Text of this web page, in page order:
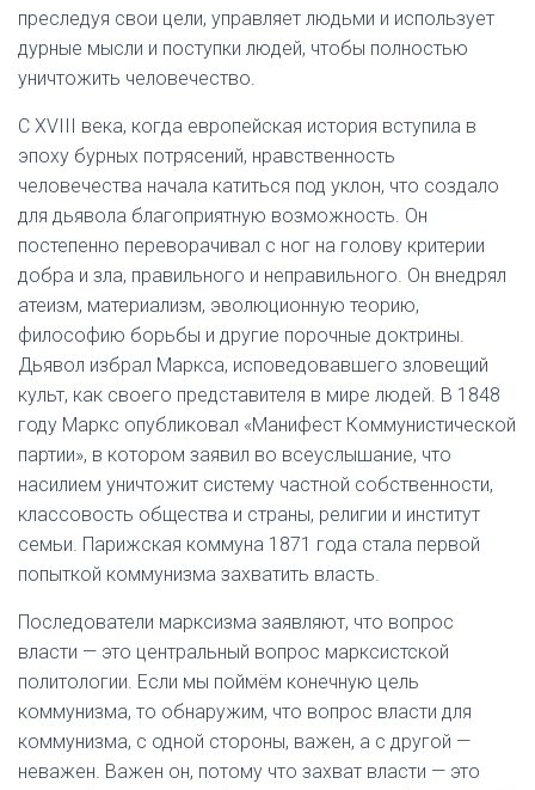
преследуя свои цели, управляет людьми и использует
дурные мысли и поступки людей, чтобы полностью
уничтожить человечество.
С XVIII века, когда европейская история вступила в
эпоху бурных потрясений, нравственность
человечества начала катиться под уклон, что создало
для дьявола благоприятную возможность. Он
постепенно переворачивал с ног на голову критерии
добра и зла, правильного и неправильного. Он внедрял
атеизм, материализм, эволюционную теорию,
философию борьбы и другие порочные доктрины.
Дьявол избрал Маркса, исповедовавшего зловещий
культ, как своего представителя в мире людей. В 1848
году Маркс опубликовал «Манифест Коммунистической
партии», в котором заявил во всеуслышание, что
насилием уничтожит систему частной собственности,
классовость общества и страны, религии и институт
семьи. Парижская коммуна 1871 года стала первой
попыткой коммунизма захватить власть.
Последователи марксизма заявляют, что вопрос
власти — это центральный вопрос марксистской
политологии. Если мы поймём конечную цель
коммунизма, то обнаружим, что вопрос власти для
коммунизма, с одной стороны, важен, а с другой —
неважен. Важен он, потому что захват власти — это